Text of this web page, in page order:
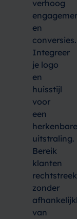
verhoog
en
conversies.
Integreer
je logo
en
huisstijl
voor
een
herkenbare
uitstraling.
Bereik
klanten
zonder
van